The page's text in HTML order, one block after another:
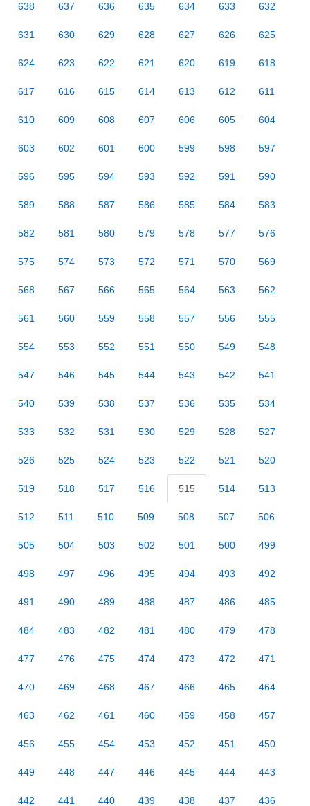
638 637 636 635 634 633 632
631 630 629 628 627 626 625
624 623 622 621 620 619 618
617 616 615 614 613 612 611
610 609 608 607 606 605 604
603 602 601 600 599 598 597
596 595 594 593 592 591 590
589 588 587 586 585 584 583
582 581 580 579 578 577 576
575 574 573 572 571 570 569
568 567 566 565 564 563 562
561 560 559 558 557 556 555
554 553 552 551 550 549 548
547 546 545 544 543 542 541
540 539 538 537 536 535 534
533 532 531 530 529 528 527
526 525 524 523 522 521 520
519 518 517 516 515 514 513
512 511 510 509 508 507 506
505 504 503 502 501 500 499
498 497 496 495 494 493 492
491 490 489 488 487 486 485
484 483 482 481 480 479 478
477 476 475 474 473 472 471
470 469 468 467 466 465 464
463 462 461 460 459 458 457
456 455 454 453 452 451 450
449 448 447 446 445 444 443
442 441 440 439 438 437 436